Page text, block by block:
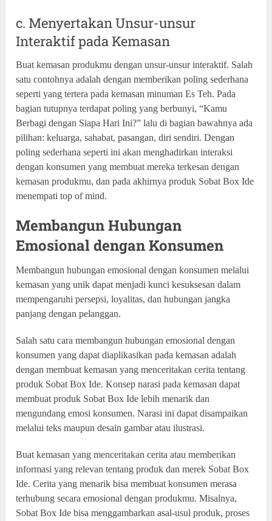
c. Menyertakan Unsur-unsur
Interaktif pada Kemasan
Buat kemasan produkmu dengan unsur-unsur interaktif. Salah
satu contohnya adalah dengan memberikan poling sederhana
seperti yang tertera pada kemasan minuman Es Teh. Pada
bagian tutupnya terdapat poling yang berbunyi, “Kamu
Berbagi dengan Siapa Hari Ini?” lalu di bagian bawahnya ada
pilihan: keluarga, sahabat, pasangan, diri sendiri. Dengan
poling sederhana seperti ini akan menghadirkan interaksi
dengan konsumen yang membuat mereka terkesan dengan
kemasan produkmu, dan pada akhirnya produk Sobat Box Ide
menempati top of mind.
Membangun Hubungan
Emosional dengan Konsumen
Membangun hubungan emosional dengan konsumen melalui
kemasan yang unik dapat menjadi kunci kesuksesan dalam
mempengaruhi persepsi, loyalitas, dan hubungan jangka
panjang dengan pelanggan.
Salah satu cara membangun hubungan emosional dengan
konsumen yang dapat diaplikasikan pada kemasan adalah
dengan membuat kemasan yang menceritakan cerita tentang
produk Sobat Box Ide. Konsep narasi pada kemasan dapat
membuat produk Sobat Box Ide lebih menarik dan
mengundang emosi konsumen. Narasi ini dapat disampaikan
melalui teks maupun desain gambar atau ilustrasi.
Buat kemasan yang menceritakan cerita atau memberikan
informasi yang relevan tentang produk dan merek Sobat Box
Ide. Cerita yang menarik bisa membuat konsumen merasa
terhubung secara emosional dengan produkmu. Misalnya,
Sobat Box Ide bisa menggambarkan asal-usul produk, proses